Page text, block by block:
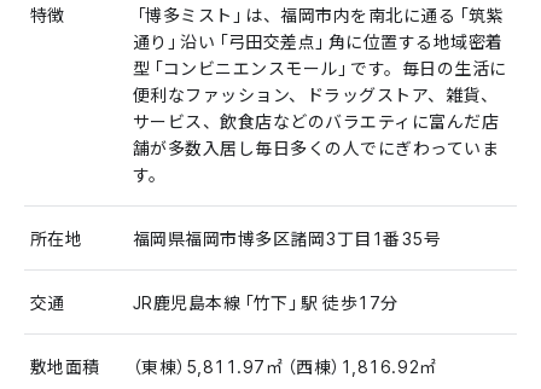
特徴
「博多ミスト」は、福岡市内を南北に通る「筑紫
通り」沿い「弓田交差点」角に位置する地域密着
型「コンビニエンスモール」です。毎日の生活に
便利なファッション、ドラッグストア、雑貨、
サービス、飲食店などのバラエティに富んだ店
舗が多数入居し毎日多くの人でにぎわっていま
す。
所在地 福岡県福岡市博多区諸岡3丁目1番35号
交通 JR鹿児島本線「竹下」駅 徒歩17分
敷地面積 （東棟）5,811.97㎡ （西棟）1,816.92㎡